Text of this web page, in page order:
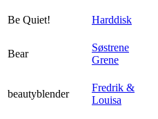
Be Quiet! Harddisk
Bear
Søstrene
Grene
beautyblender
Fredrik &
Louisa